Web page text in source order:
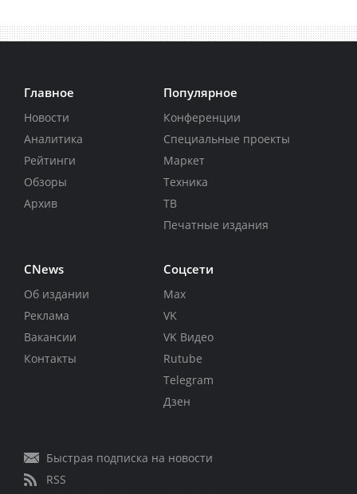
Главное
Новости
Аналитика
Рейтинги
Обзоры
Архив
Популярное
Конференции
Специальные проекты
Маркет
Техника
ТВ
Печатные издания
CNews
Об издании
Реклама
Вакансии
Контакты
Соцсети
Max
VK
VK Видео
Rutube
Telegram
Дзен
Быстрая подписка на новости
RSS